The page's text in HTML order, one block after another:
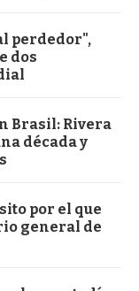
perdedor",
dos
Brasil: Rivera
década y
por el que
general de